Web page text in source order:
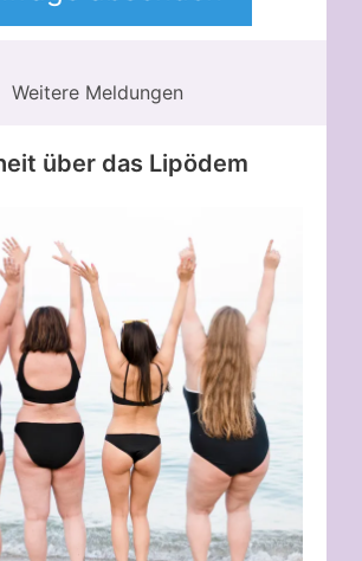
Weitere Meldungen
über das Lipödem